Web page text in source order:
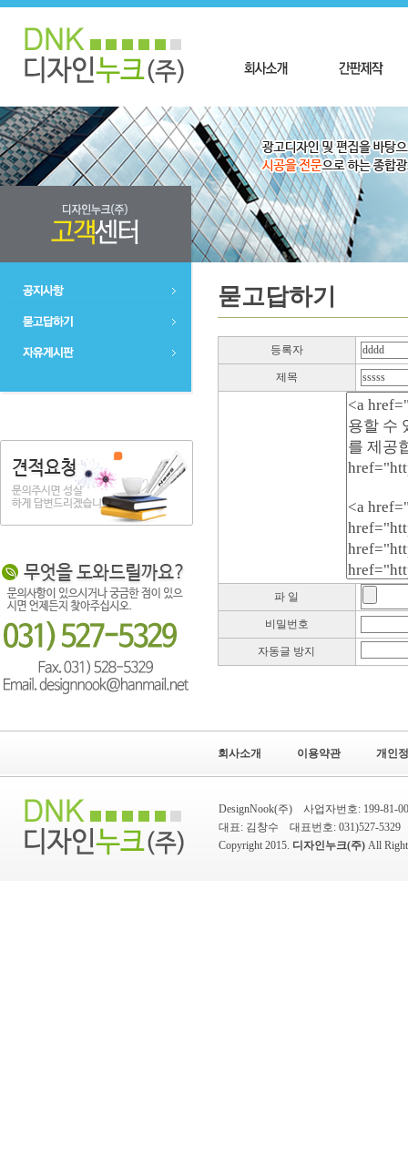
묻고답하기
등록자
제목
파 일
비밀번호
자동글 방지
회사소개 이용약관 개인
DesignNook(주) 사업자번호: 199-81-
대표: 김창수 대표번호: 031)527-5329
Copyright 2015. 디자인누크(주) All